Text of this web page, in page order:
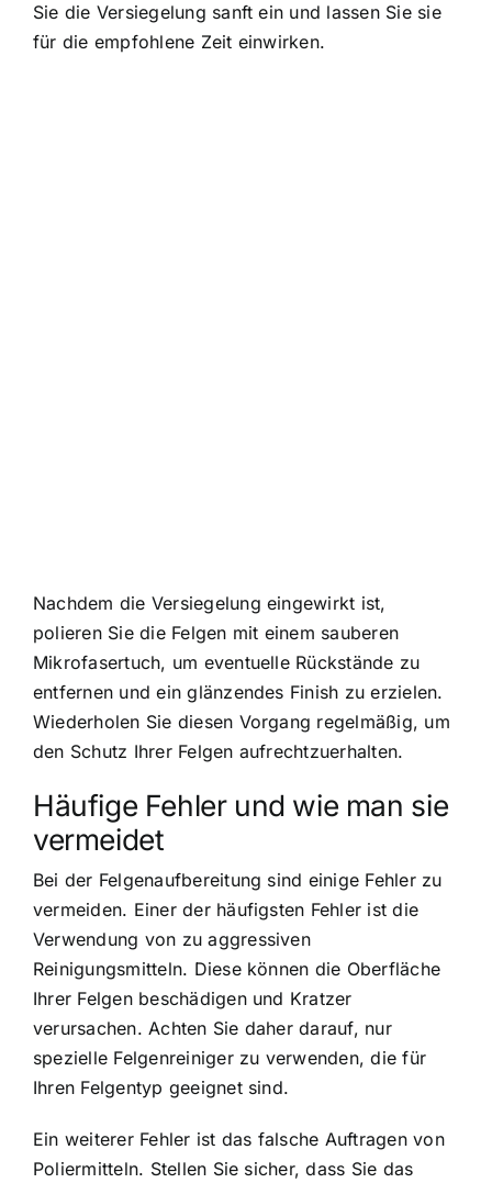
Sie die Versiegelung sanft ein und lassen Sie sie
für die empfohlene Zeit einwirken.
Nachdem die Versiegelung eingewirkt ist,
polieren Sie die Felgen mit einem sauberen
Mikrofasertuch, um eventuelle Rückstände zu
entfernen und ein glänzendes Finish zu erzielen.
Wiederholen Sie diesen Vorgang regelmäßig, um
den Schutz Ihrer Felgen aufrechtzuerhalten.
Häufige Fehler und wie man sie
vermeidet
Bei der Felgenaufbereitung sind einige Fehler zu
vermeiden. Einer der häufigsten Fehler ist die
Verwendung von zu aggressiven
Reinigungsmitteln. Diese können die Oberfläche
Ihrer Felgen beschädigen und Kratzer
verursachen. Achten Sie daher darauf, nur
spezielle Felgenreiniger zu verwenden, die für
Ihren Felgentyp geeignet sind.
Ein weiterer Fehler ist das falsche Auftragen von
Poliermitteln. Stellen Sie sicher, dass Sie das